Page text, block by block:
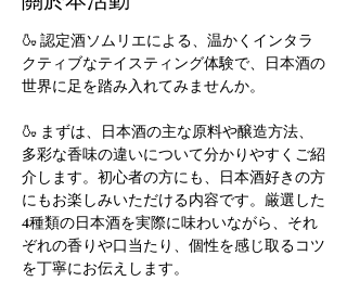
🍶 認定酒ソムリエによる、温かくインタラ
クティブなテイスティング体験で、日本酒の
世界に足を踏み入れてみませんか。
🍶 まずは、日本酒の主な原料や醸造方法、
多彩な香味の違いについて分かりやすくご紹
介します。初心者の方にも、日本酒好きの方
にもお楽しみいただける内容です。厳選した
4種類の日本酒を実際に味わいながら、それ
ぞれの香りや口当たり、個性を感じ取るコツ
を丁寧にお伝えします。